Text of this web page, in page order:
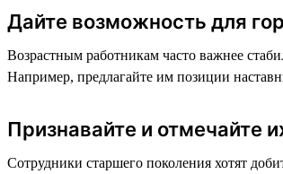
Дайте возможность для
Возрастным работникам часто важнее
Например, предлагайте им позиции
Признавайте и отмечайте
Сотрудники старшего поколения хотят